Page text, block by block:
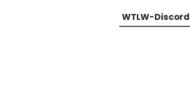
WTLW-Discord